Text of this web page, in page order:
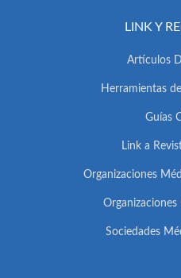
LINK Y
Artículos
Herramientas
Guías
Link a
Organizaciones
Sociedades